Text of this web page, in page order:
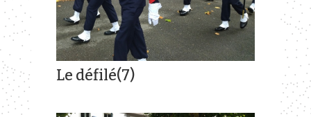
Le défilé(7)